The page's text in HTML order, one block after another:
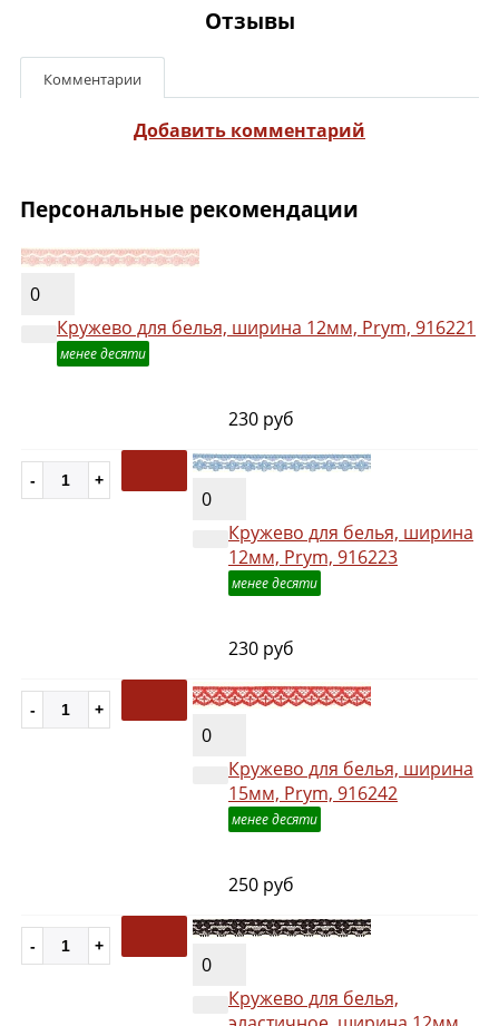
Отзывы
Комментарии
Добавить комментарий
Персональные рекомендации
0
Кружево для белья, ширина 12мм, Prym, 916221
менее десяти
230 руб
0
Кружево для белья, ширина
12мм, Prym, 916223
менее десяти
230 руб
0
Кружево для белья, ширина
15мм, Prym, 916242
менее десяти
250 руб
0
Кружево для белья,